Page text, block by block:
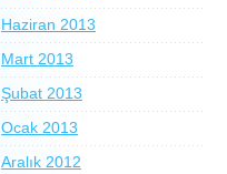
Haziran 2013
Mart 2013
Şubat 2013
Ocak 2013
Aralık 2012